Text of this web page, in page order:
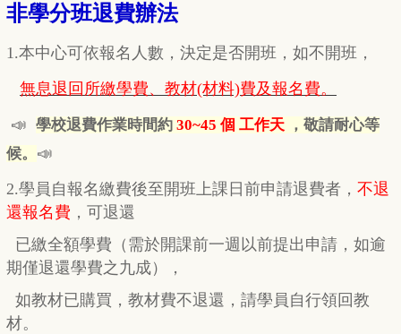
非學分班退費辦法
1.本中心可依報名人數，決定是否開班，如不開班，
無息退回所繳學費、教材(材料)費及報名費。
📣 學校退費作業時間約 30~45 個 工作天 ，敬請耐心等
候。 📣
2.學員自報名繳費後至開班上課日前申請退費者， 不退
還報名費 ， 可退還
已繳全額學費 （需於開課前一週以前提出申請，如逾
期僅退還學費之九成），
如教材已購買，教材費不退還， 請學員自行領回教
材。